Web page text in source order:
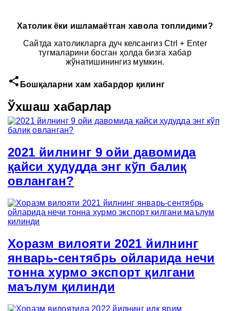
Хатолик ёки ишламаётган хавола топлидими?
Сайтда хатоликларга дуч келсангиз Ctrl + Enter
тугмаларини босган ҳолда бизга хабар
жўнатишинингиз мумкин.
share Бошқаларни хам хабардор қилинг
Ўхшаш хабарлар
2021 йилнинг 9 ойи давомида
қайси ҳудудда энг кўп балиқ
овланган?
Хоразм вилояти 2021 йилнинг
январь-сентябрь ойларида нечи
тонна хурмо экспорт қилгани
маълум қилинди